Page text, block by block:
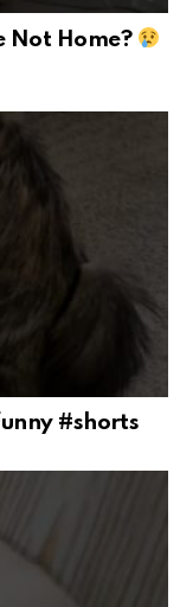
Not Home?
#shorts